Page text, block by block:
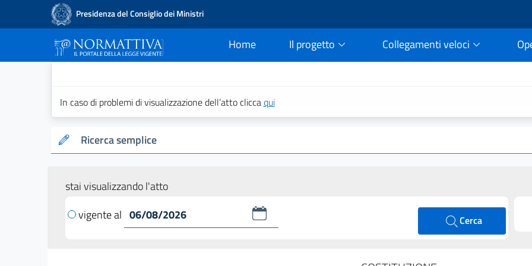
Presidenza del Consiglio dei Ministri
Home
current Il progetto Collegamenti veloci
In caso di problemi di visualizzazione dell’atto cliccaqui
Ricerca semplice
stai visualizzando l'atto
vigente al
Cerca